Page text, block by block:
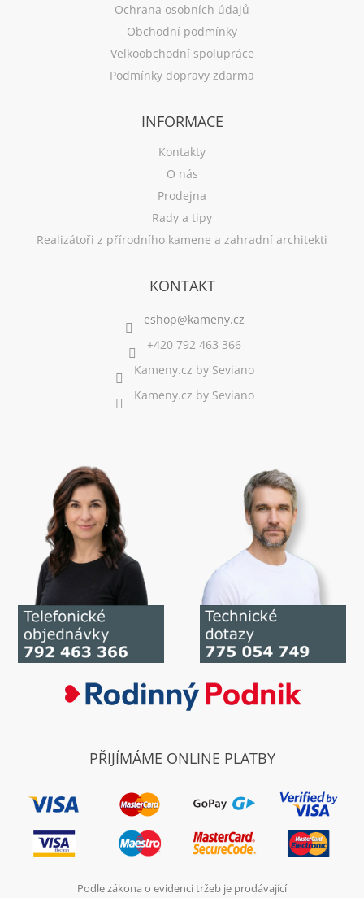
Ochrana osobních údajů
Obchodní podmínky
Velkoobchodní spolupráce
Podmínky dopravy zdarma
INFORMACE
Kontakty
O nás
Prodejna
Rady a tipy
Realizátoři z přírodního kamene a zahradní architekti
KONTAKT
+420 792 463 366
Kameny.cz by Seviano
Kameny.cz by Seviano
PŘIJÍMÁME ONLINE PLATBY
Podle zákona o evidenci tržeb je prodávající